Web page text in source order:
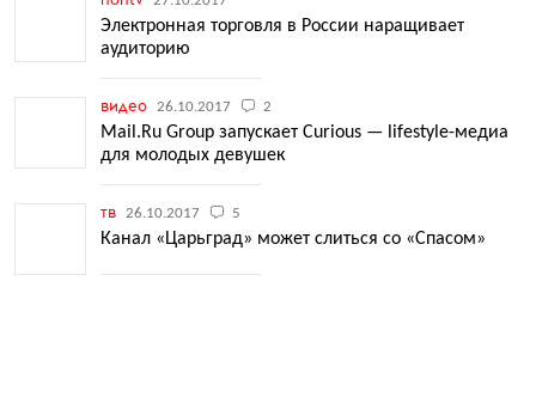
Электронная торговля в России наращивает
аудиторию
видео 26.10.2017 2
Mail.Ru Group запускает Curious — lifestyle-медиа
для молодых девушек
тв 26.10.2017 5
Канал «Царьград» может слиться со «Спасом»